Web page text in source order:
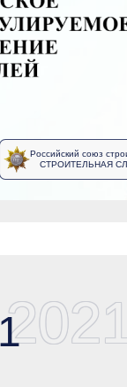
Российский союз
СТРОИТЕЛЬНАЯ